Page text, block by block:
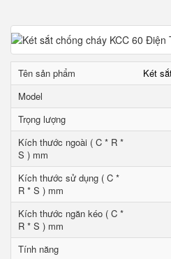
Tên sản phẩm
Két
Model
Trọng lượng
Kích thước ngoài ( C * R *
S ) mm
Kích thước sử dụng ( C *
R * S ) mm
Kích thước ngăn kéo ( C *
R * S ) mm
Tính năng